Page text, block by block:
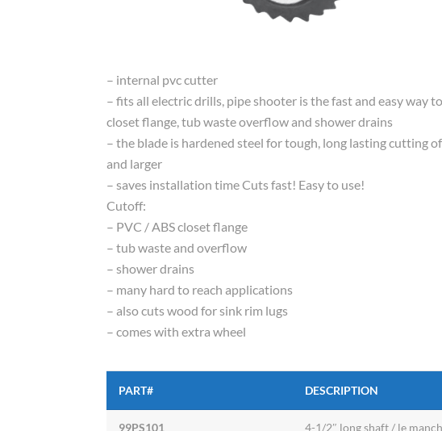
– internal pvc cutter
– fits all electric drills, pipe shooter is the fast and easy way
closet flange, tub waste overflow and shower drains
– the blade is hardened steel for tough, long lasting cutting
and larger
– saves installation time Cuts fast! Easy to use!
Cutoff:
– PVC / ABS closet flange
– tub waste and overflow
– shower drains
– many hard to reach applications
– also cuts wood for sink rim lugs
– comes with extra wheel
PART# DESCRIPTION
99PS101 4-1/2″ long shaft / le